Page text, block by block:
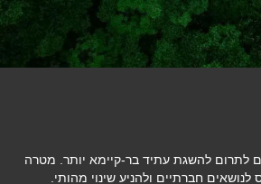
לתרום להשגת עתיד בר-קיימא יותר. מטרה
לנושאים חברתיים ולהניע שינוי מהותי.